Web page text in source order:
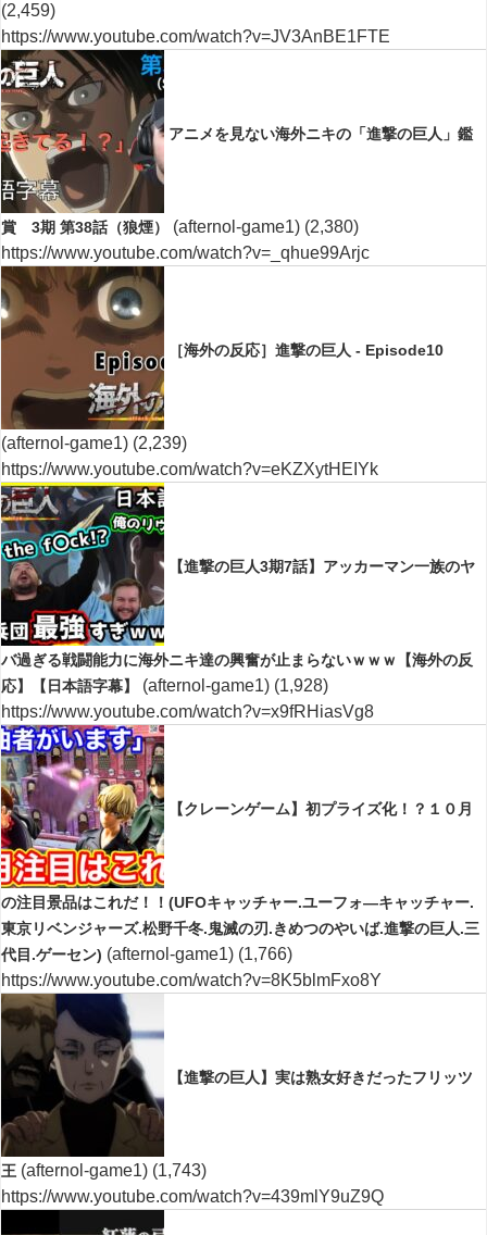
(2,459)
https://www.youtube.com/watch?v=JV3AnBE1FTE
アニメを見ない海外ニキの「進撃の巨人」鑑
賞 3期 第38話（狼煙） (afternol-game1) (2,380)
https://www.youtube.com/watch?v=_qhue99Arjc
［海外の反応］進撃の巨人 - Episode10
(afternol-game1) (2,239)
https://www.youtube.com/watch?v=eKZXytHEIYk
【進撃の巨人3期7話】アッカーマン一族のヤ
バ過ぎる戦闘能力に海外ニキ達の興奮が止まらないｗｗｗ【海外の反
応】【日本語字幕】
(afternol-game1) (1,928)
https://www.youtube.com/watch?v=x9fRHiasVg8
【クレーンゲーム】初プライズ化！？１０月
の注目景品はこれだ！！(UFOキャッチャー.ユーフォ―キャッチャー.
東京リベンジャーズ.松野千冬.鬼滅の刃.きめつのやいば.進撃の巨人.三
代目.ゲーセン) (afternol-game1) (1,766)
https://www.youtube.com/watch?v=8K5blmFxo8Y
【進撃の巨人】実は熟女好きだったフリッツ
王 (afternol-game1) (1,743)
https://www.youtube.com/watch?v=439mlY9uZ9Q